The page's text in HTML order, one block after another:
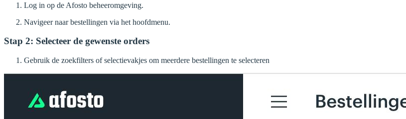
Log in op de Afosto beheeromgeving.
Navigeer naar bestellingen via het hoofdmenu.
Stap 2: Selecteer de gewenste orders
Gebruik de zoekfilters of selectievakjes om meerdere bestellingen te selecteren